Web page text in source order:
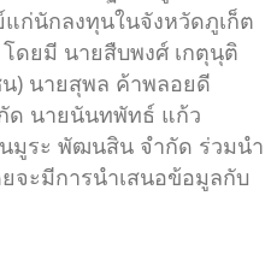
ก่นักลงทุนในจังหวัดภูเก็ต
ดยมี นายสืบพงศ์ เกตุนุติ
) นายสุพล ค้าพลอยดี
ด นายนันทพัทธ์ แก้ว
มูระ พัฒนสิน จำกัด ร่วมนำ
จะมีการนำเสนอข้อมูลกับ